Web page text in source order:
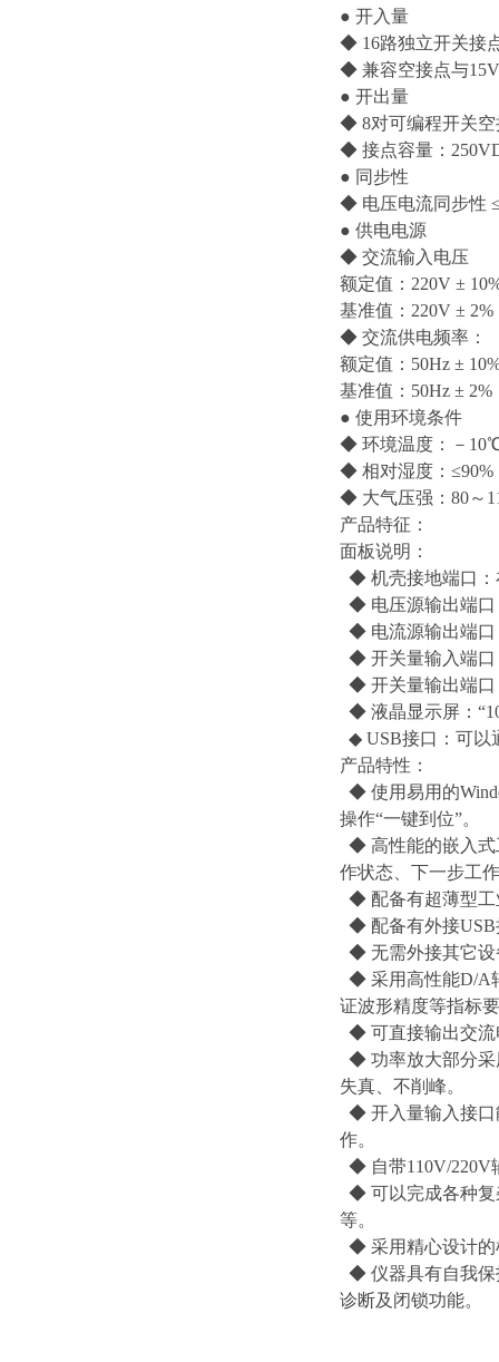
● 开入量
◆ 16路独立开关接
◆ 兼容空接点与
● 开出量
◆ 8对可编程开关空
◆ 接点容量：
● 同步性
◆ 电压电流同步性
● 供电电源
◆ 交流输入电压
额定值：220V ±
基准值：220V ± 2%
◆ 交流供电频率：
额定值：50Hz ±
基准值：50Hz ± 2%
● 使用环境条件
◆ 环境温度：－
◆ 相对湿度：≤90%
◆ 大气压强：80～
产品特征：
面板说明：
◆ 机壳接地端口：
◆ 电压源输出端口
◆ 电流源输出端口
◆ 开关量输入端口
◆ 开关量输出端口
◆ 液晶显示屏：
◆ USB接口：可以
产品特性：
◆ 使用易用的
操作“一键到位”。
◆ 高性能的嵌入式
作状态、下一步工
◆ 配备有超薄型工
◆ 配备有外接USB
◆ 无需外接其它设
◆ 采用高性能D/A
证波形精度等指标
◆ 可直接输出交流
◆ 功率放大部分采
失真、不削峰。
◆ 开入量输入接口
作。
◆ 自带110V/220V
◆ 可以完成各种复
等。
◆ 采用精心设计的
◆ 仪器具有自我保
诊断及闭锁功能。